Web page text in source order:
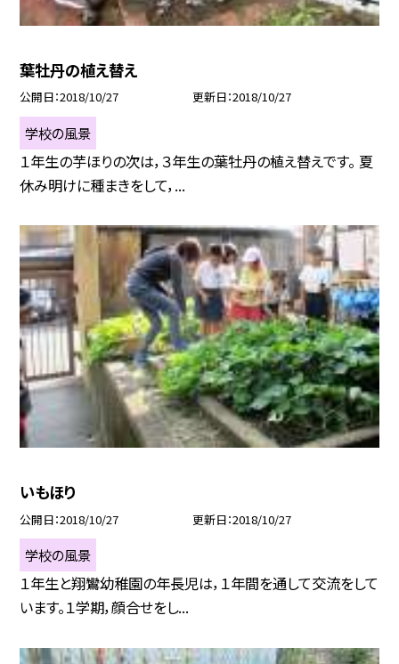
葉牡丹の植え替え
公開日 2018/10/27 更新日 2018/10/27
学校の風景
１年生の芋ほりの次は，３年生の葉牡丹の植え替えです。 夏
休み明けに種まきをして，...
いもほり
公開日 2018/10/27 更新日 2018/10/27
学校の風景
１年生と翔鸞幼稚園の年長児は，１年間を通して交流をして
います。１学期，顔合せをし...